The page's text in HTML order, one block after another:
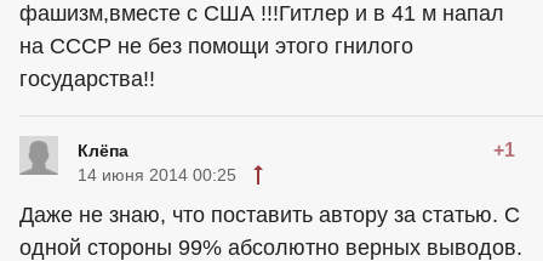
фашизм,вместе с США !!!Гитлер и в 41 м напал
на СССР не без помощи этого гнилого
государства!!
Клёпа +1
14 июня 2014 00:25
Даже не знаю, что поставить автору за статью. С
одной стороны 99% абсолютно верных выводов.